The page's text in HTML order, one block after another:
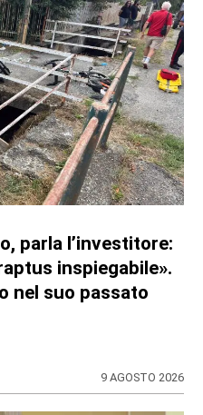
parla l’investitore:
inspiegabile».
nel suo passato
9 AGOSTO 2026